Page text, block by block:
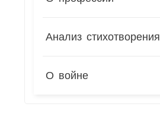
Анализ стихотворения
О войне